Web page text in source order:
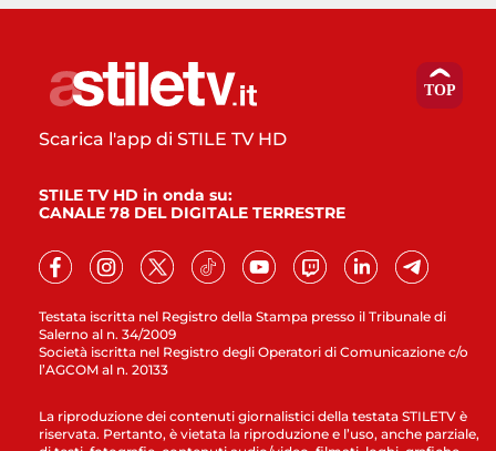
Testata iscritta nel Registro della Stampa presso il Tribunale di
Salerno al n. 34/2009
Società iscritta nel Registro degli Operatori di Comunicazione c/o
l’AGCOM al n. 20133
Scarica l'app di STILE TV HD
STILE TV HD in onda su:
CANALE 78 DEL DIGITALE TERRESTRE
La riproduzione dei contenuti giornalistici della testata STILETV è
riservata. Pertanto, è vietata la riproduzione e l’uso, anche parziale,